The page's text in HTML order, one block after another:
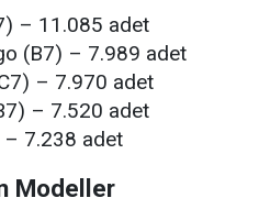
– 11.085 adet
(B7) – 7.989 adet
– 7.970 adet
– 7.520 adet
7.238 adet
Modeller